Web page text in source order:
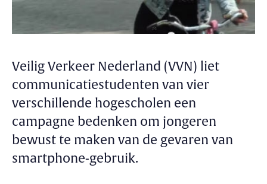
Veilig Verkeer Nederland (VVN) liet
communicatiestudenten van vier
verschillende hogescholen een
campagne bedenken om jongeren
bewust te maken van de gevaren van
smartphone-gebruik.